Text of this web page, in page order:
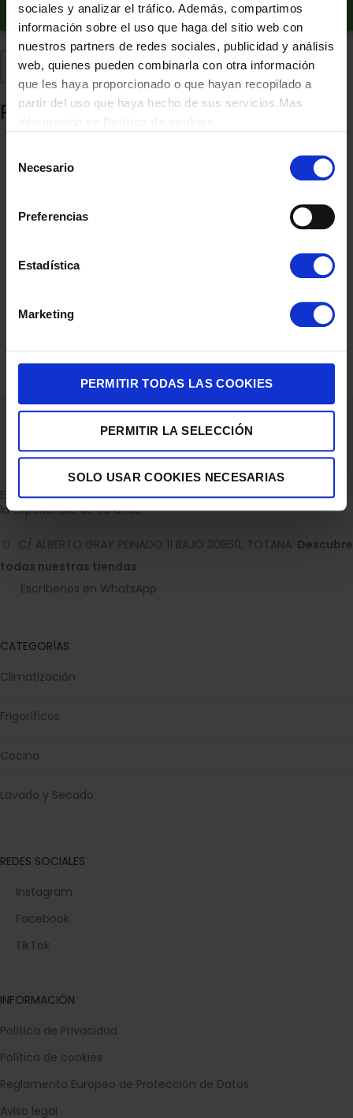
sociales y analizar el tráfico. Además, compartimos
información sobre el uso que haga del sitio web con
nuestros partners de redes sociales, publicidad y análisis
web, quienes pueden combinarla con otra información
que les haya proporcionado o que hayan recopilado a
partir del uso que haya hecho de sus servicios.Mas
Necesario
Preferencias
Estadística
Marketing
PERMITIR TODAS LAS COOKIES
PERMITIR LA SELECCIÓN
SOLO USAR COOKIES NECESARIAS
Añadir al carrito
Añadir a favoritos Comparte
Productos relacionados
SOPORTE TV HAMA 00220898 600×400 FULLMOTION 2
69,00€
Empresa dedicada a la venta de accesorios para el hogar con
la experiencia de 36 años.
C/ ALBERTO GRAY PEINADO 11 BAJO 30850, TOTANA. Descubre
todas nuestras tiendas
Escríbenos en WhatsApp
CATEGORÍAS
Climatización
Frigoríficos
Cocina
Lavado y Secado
REDES SOCIALES
Instagram
Facebook
TikTok
INFORMACIÓN
Política de Privacidad
Política de cookies
Reglamento Europeo de Protección de Datos
Aviso legal